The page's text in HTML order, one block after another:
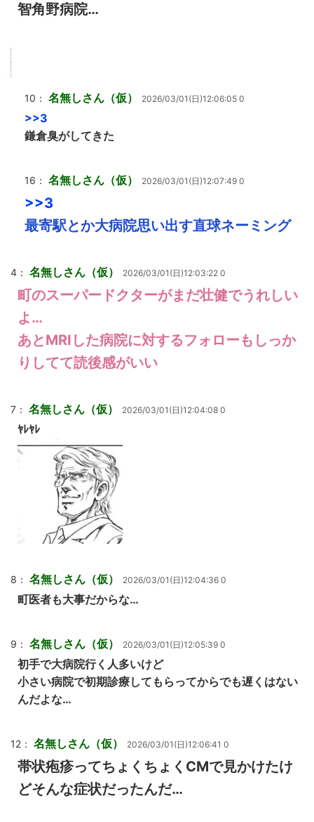
智角野病院…
10： 名無しさん（仮） 2026/03/01(日)12:06:05 0
>>3
鎌倉臭がしてきた
16： 名無しさん（仮） 2026/03/01(日)12:07:49 0
>>3
最寄駅とか大病院思い出す直球ネーミング
4： 名無しさん（仮） 2026/03/01(日)12:03:22 0
町のスーパードクターがまだ壮健でうれしい
よ…
あとMRIした病院に対するフォローもしっか
りしてて読後感がいい
7： 名無しさん（仮） 2026/03/01(日)12:04:08 0
ﾔﾚﾔﾚ
8： 名無しさん（仮） 2026/03/01(日)12:04:36 0
町医者も大事だからな…
9： 名無しさん（仮） 2026/03/01(日)12:05:39 0
初手で大病院行く人多いけど
小さい病院で初期診療してもらってからでも遅くはない
んだよな…
12： 名無しさん（仮） 2026/03/01(日)12:06:41 0
帯状疱疹ってちょくちょくCMで見かけたけ
どそんな症状だったんだ…